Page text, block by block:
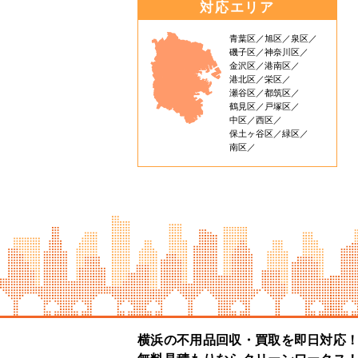
対応エリア
青葉区 旭区
泉区
磯子区
神奈川区
金沢区
港南区
港北区
栄区
瀬谷区
都筑区
鶴見区
戸塚区
中区
西区
保土ヶ谷区
緑区
南区
横浜の不用品回収・買取を即日対応